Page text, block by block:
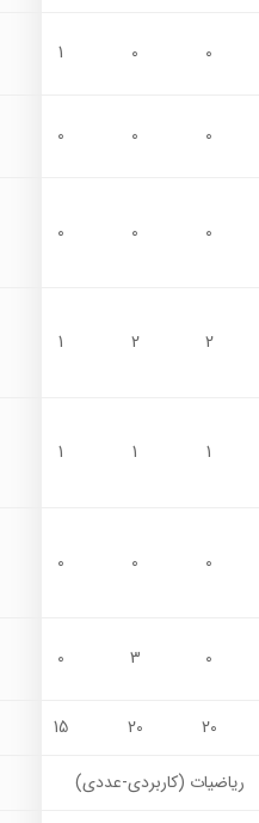
0
0
1
0
0
0
0
0
0
2
2
1
1
1
1
0
0
0
0
3
0
20
20
15
رياضيات (كاربردي-عددي)